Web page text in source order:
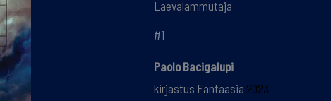
Laevalammutaja
#1
Paolo Bacigalupi
kirjastus Fantaasia 2023